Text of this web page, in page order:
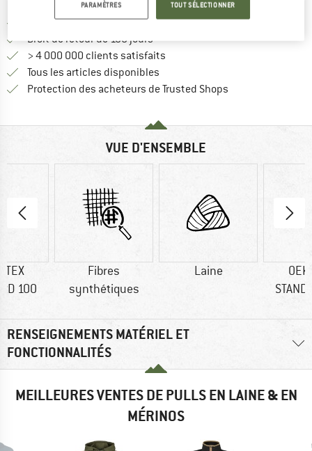
Livraison gratuite dès 69 € (FR)Trouve les infos sur la
Droit de retour de 100 jours
> 4 000 000 clients satisfaits
Tous les articles disponibles
Protection des acheteurs de Trusted Shops
VUE D'ENSEMBLE
TEX
100
Fibres
synthétiques
Laine
RENSEIGNEMENTS MATÉRIEL ET
FONCTIONNALITÉS
MEILLEURES VENTES DE PULLS EN LAINE & EN
MÉRINOS
PARAMÈTRES TOUT SÉLECTIONNER